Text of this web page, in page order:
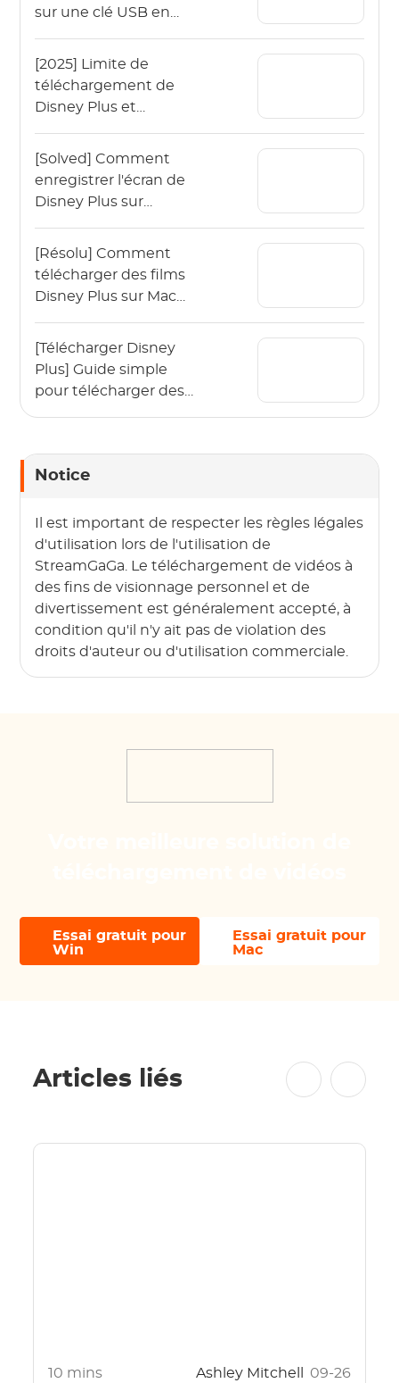
sur une clé USB en
simples ?
[2025] Limite de
téléchargement de
Disney Plus et
[Solved] Comment
enregistrer l'écran de
Disney Plus sur
[Résolu] Comment
télécharger des films
Disney Plus sur Mac
ligne ?
[Télécharger Disney
Plus] Guide simple
pour télécharger des
Notice
Il est important de respecter les règles légales
d'utilisation lors de l'utilisation de
StreamGaGa. Le téléchargement de vidéos à
des fins de visionnage personnel et de
divertissement est généralement accepté, à
condition qu'il n'y ait pas de violation des
droits d'auteur ou d'utilisation commerciale.
Essai gratuit pour
Win
Essai gratuit pour
Mac
Articles liés
10 mins Ashley Mitchell 09-26